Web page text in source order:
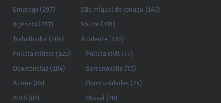
Emprego (297)
Agência (237)
Trabalhador (204)
São miguel do iguaçu (140)
Saúde (131)
Acidente (122)
Policia militar (120)
Ocorrencias (104)
Acime (85)
2016 (85)
Policia civil (77)
Serranópolis (75)
Oportunidades (74)
Missal (70)